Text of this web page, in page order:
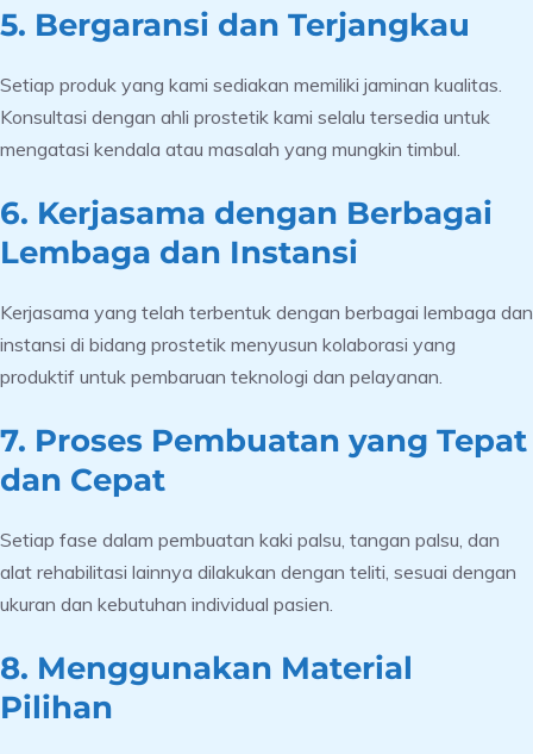
5. Bergaransi dan Terjangkau
Setiap produk yang kami sediakan memiliki jaminan kualitas.
Konsultasi dengan ahli prostetik kami selalu tersedia untuk
mengatasi kendala atau masalah yang mungkin timbul.
6. Kerjasama dengan Berbagai
Lembaga dan Instansi
Kerjasama yang telah terbentuk dengan berbagai lembaga dan
instansi di bidang prostetik menyusun kolaborasi yang
produktif untuk pembaruan teknologi dan pelayanan.
7. Proses Pembuatan yang Tepat
dan Cepat
Setiap fase dalam pembuatan kaki palsu, tangan palsu, dan
alat rehabilitasi lainnya dilakukan dengan teliti, sesuai dengan
ukuran dan kebutuhan individual pasien.
8. Menggunakan Material
Pilihan